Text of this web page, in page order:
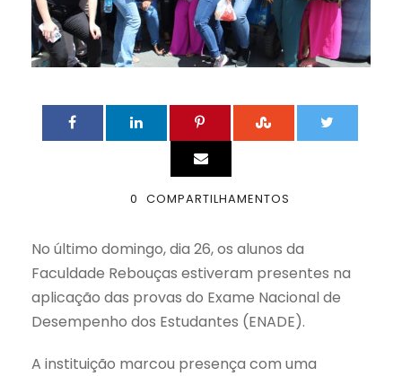
0 COMPARTILHAMENTOS
No último domingo, dia 26, os alunos da
Faculdade Rebouças estiveram presentes na
aplicação das provas do Exame Nacional de
Desempenho dos Estudantes (ENADE).
A instituição marcou presença com uma